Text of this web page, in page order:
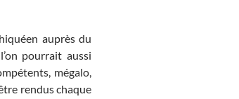
auprès du
pourrait aussi
mégalo,
rendus chaque